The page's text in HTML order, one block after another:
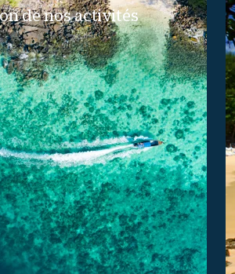
de nos activités